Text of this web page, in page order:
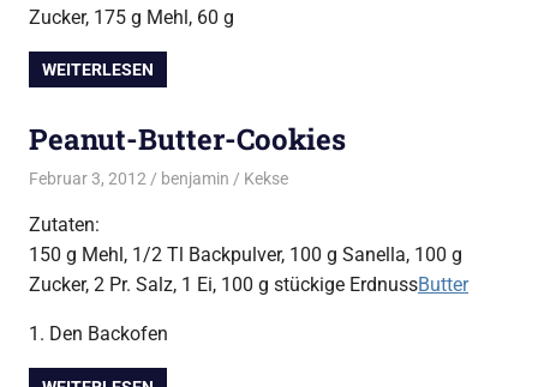
Zucker, 175 g Mehl, 60 g
WEITERLESEN
Peanut-Butter-Cookies
Februar 3, 2012 benjamin Kekse
Zutaten:
150 g Mehl, 1/2 Tl Backpulver, 100 g Sanella, 100 g
Zucker, 2 Pr. Salz, 1 Ei, 100 g stückige ErdnussButter
1. Den Backofen